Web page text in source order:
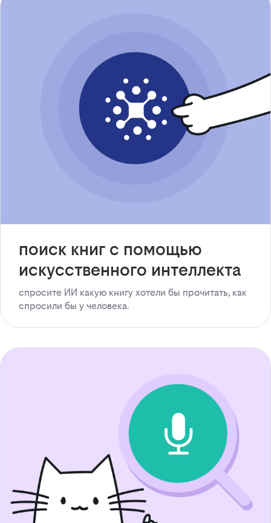
поиск книг с помощью
искусственного интеллекта
спросите ИИ какую книгу хотели бы прочитать, как
спросили бы у человека.